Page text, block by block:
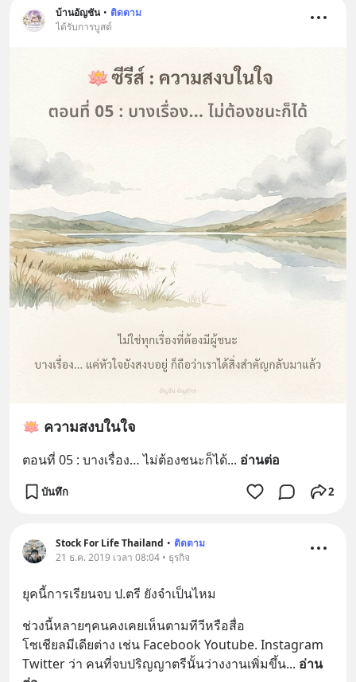
บ้านอัญชัน • ติดตาม
ได้รับการบูสต์
🪷 ความสงบในใจ
ตอนที่ 05 : บางเรื่อง… ไม่ต้องชนะก็ได้... อ่านต่อ
บันทึก 2
Stock For Life Thailand • ติดตาม
21 ธ.ค. 2019 เวลา 08:04 • ธุรกิจ
ยุคนี้การเรียนจบ ป.ตรี ยังจำเป็นไหม
ช่วงนี้หลายๆคนคงเคยเห็นตามทีวีหรือสื่อ
โซเชียลมีเดียต่าง เช่น Facebook Youtube. Instagram
Twitter ว่า คนที่จบปริญญาตรีนั้นว่างงานเพิ่มขึ้น... อ่าน